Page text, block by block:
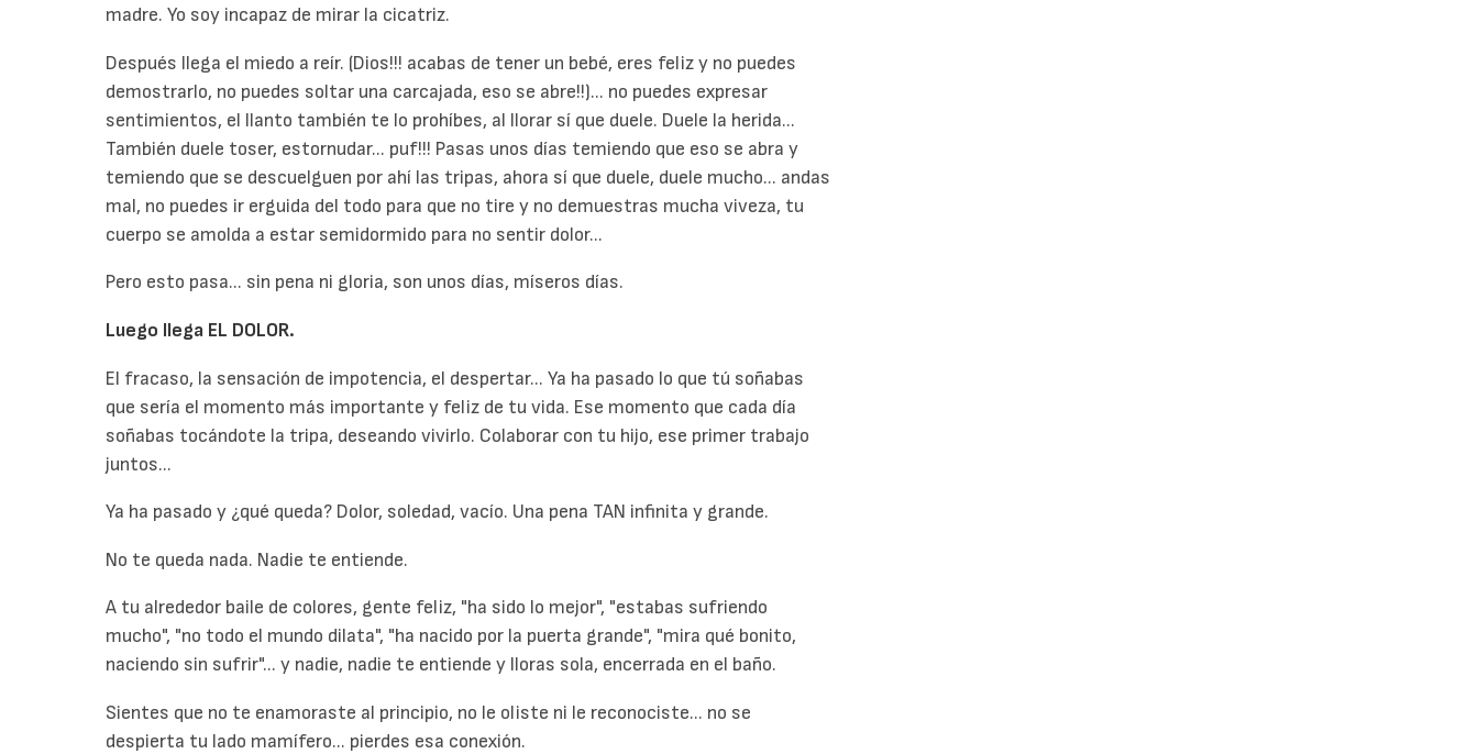
madre. Yo soy incapaz de mirar la cicatriz.
Después llega el miedo a reír. (Dios!!! acabas de tener un bebé, eres feliz y no puedes
demostrarlo, no puedes soltar una carcajada, eso se abre!!)... no puedes expresar
sentimientos, el llanto también te lo prohíbes, al llorar sí que duele. Duele la herida...
También duele toser, estornudar... puf!!! Pasas unos días temiendo que eso se abra y
temiendo que se descuelguen por ahí las tripas, ahora sí que duele, duele mucho... andas
mal, no puedes ir erguida del todo para que no tire y no demuestras mucha viveza, tu
cuerpo se amolda a estar semidormido para no sentir dolor...
Pero esto pasa... sin pena ni gloria, son unos días, míseros días.
Luego llega EL DOLOR.
El fracaso, la sensación de impotencia, el despertar... Ya ha pasado lo que tú soñabas
que sería el momento más importante y feliz de tu vida. Ese momento que cada día
soñabas tocándote la tripa, deseando vivirlo. Colaborar con tu hijo, ese primer trabajo
juntos...
Ya ha pasado y ¿qué queda? Dolor, soledad, vacío. Una pena TAN infinita y grande.
No te queda nada. Nadie te entiende.
A tu alrededor baile de colores, gente feliz, "ha sido lo mejor", "estabas sufriendo
mucho", "no todo el mundo dilata", "ha nacido por la puerta grande", "mira qué bonito,
naciendo sin sufrir"... y nadie, nadie te entiende y lloras sola, encerrada en el baño.
Sientes que no te enamoraste al principio, no le oliste ni le reconociste... no se
despierta tu lado mamífero... pierdes esa conexión.